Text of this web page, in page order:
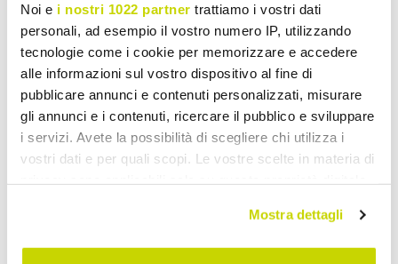
Noi e i nostri 1022 partner trattiamo i vostri dati
personali, ad esempio il vostro numero IP, utilizzando
tecnologie come i cookie per memorizzare e accedere
alle informazioni sul vostro dispositivo al fine di
pubblicare annunci e contenuti personalizzati, misurare
gli annunci e i contenuti, ricercare il pubblico e sviluppare
i servizi. Avete la possibilità di scegliere chi utilizza i
vostri dati e per quali scopi. Le vostre scelte in materia di
modificare o revocare il proprio consenso in qualsiasi
momento dalla Dichiarazione sui cookie o facendo clic
Mostra dettagli
To write a review you must login.
Wish List Write your review Print
Share